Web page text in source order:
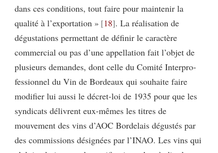
dans ces conditions, tout faire pour maintenir la
qualité à l’exportation » 18 . La réalisation de
dégustations permettant de définir le caractère
commercial ou pas d’une appellation fait l’objet de
plusieurs demandes, dont celle du Comité Interpro­
fessionnel du Vin de Bordeaux qui souhaite faire
modifier lui aussi le décret-loi de 1935 pour que les
syndicats délivrent eux-mêmes les titres de
mouvement des vins d’AOC Bordelais dégustés par
des commissions désignées par l’INAO. Les vins qui